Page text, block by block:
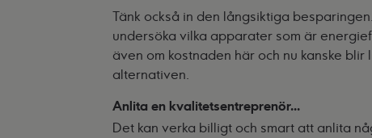
Tänk också in den långsiktiga
undersöka vilka apparater som är
även om kostnaden här och nu kanske
alternativen.
Anlita en kvalitetsentreprenör...
Det kan verka billigt och smart att anlita